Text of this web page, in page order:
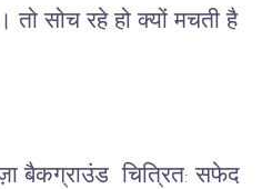
सोच रहे हो क्यों मचती है
बैकग्राउंड चित्रित: सफेद